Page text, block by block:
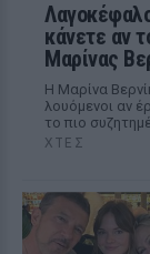
κάνετε αν
Μαρίνας
Η Μαρίνα
λουόμενοι αν
το πιο
ΧΤΕΣ